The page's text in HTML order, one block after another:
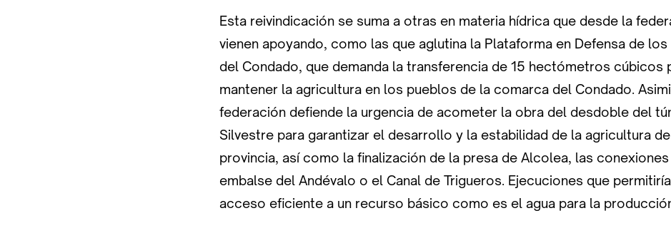
Esta reivindicación se suma a otras en materia hídrica que desde la
vienen apoyando, como las que aglutina la Plataforma en Defensa de los
del Condado, que demanda la transferencia de 15 hectómetros cúbicos
mantener la agricultura en los pueblos de la comarca del Condado.
federación defiende la urgencia de acometer la obra del desdoble del
Silvestre para garantizar el desarrollo y la estabilidad de la agricultura
provincia, así como la finalización de la presa de Alcolea, las
embalse del Andévalo o el Canal de Trigueros. Ejecuciones que
acceso eficiente a un recurso básico como es el agua para la